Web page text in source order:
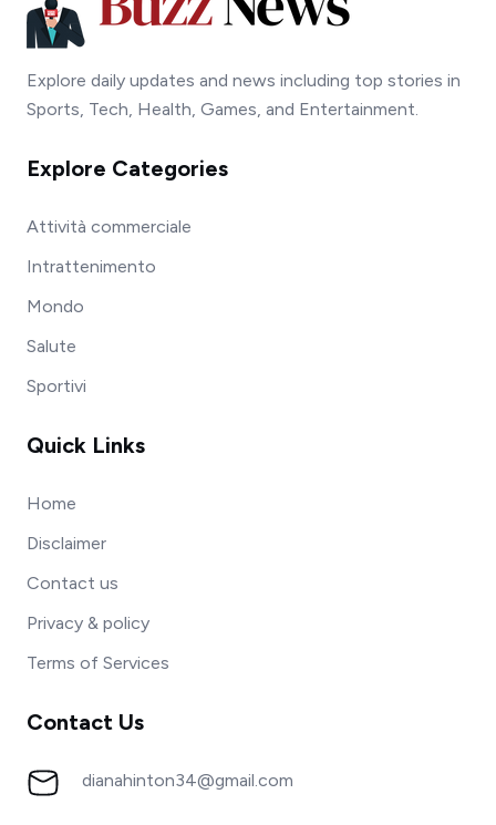
Explore daily updates and news including top stories in
Sports, Tech, Health, Games, and Entertainment.
Explore Categories
Attività commerciale
Intrattenimento
Mondo
Salute
Sportivi
Quick Links
Home
Disclaimer
Contact us
Privacy & policy
Terms of Services
Contact Us
dianahinton34@gmail.com